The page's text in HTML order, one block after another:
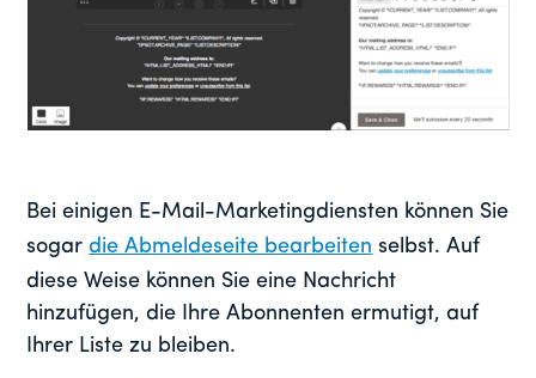
Bei einigen E-Mail-Marketingdiensten können Sie
sogardie Abmeldeseite bearbeiten selbst. Auf
diese Weise können Sie eine Nachricht
hinzufügen, die Ihre Abonnenten ermutigt, auf
Ihrer Liste zu bleiben.